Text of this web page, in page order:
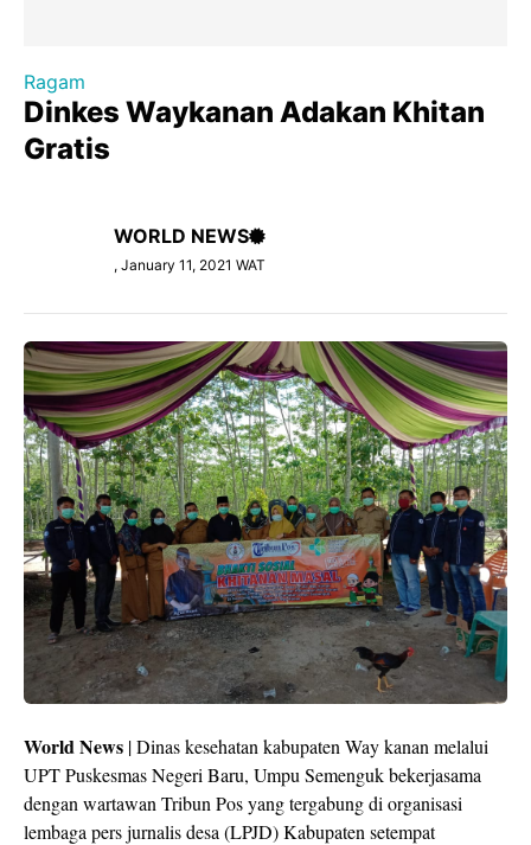
Ragam
Dinkes Waykanan Adakan Khitan
Gratis
WORLD NEWS
, January 11, 2021 WAT
World News | Dinas kesehatan kabupaten Way kanan melalui
UPT Puskesmas Negeri Baru, Umpu Semenguk bekerjasama
dengan wartawan Tribun Pos yang tergabung di organisasi
lembaga pers jurnalis desa (LPJD) Kabupaten setempat